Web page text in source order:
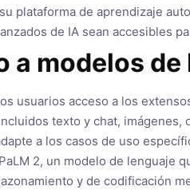
plataforma de aprendizaje
de IA sean accesibles
a modelos
usuarios acceso a los
texto y chat, imágenes,
a los casos de uso
2, un modelo de lenguaje
y de codificación